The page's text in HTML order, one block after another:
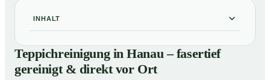
INHALT
01Teppichreinigung in Hanau – fasertief gereinigt & direkt
vor Ort
Teppichreinigung in Hanau – fasertief
gereinigt & direkt vor Ort